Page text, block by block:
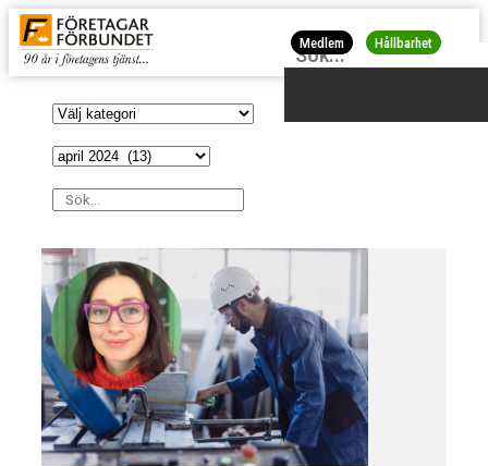
Medlem Hållbarhet